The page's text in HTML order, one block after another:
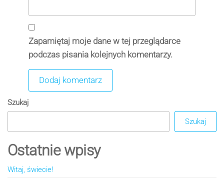
Zapamiętaj moje dane w tej przeglądarce
podczas pisania kolejnych komentarzy.
Szukaj
Szukaj
Ostatnie wpisy
Witaj, świecie!